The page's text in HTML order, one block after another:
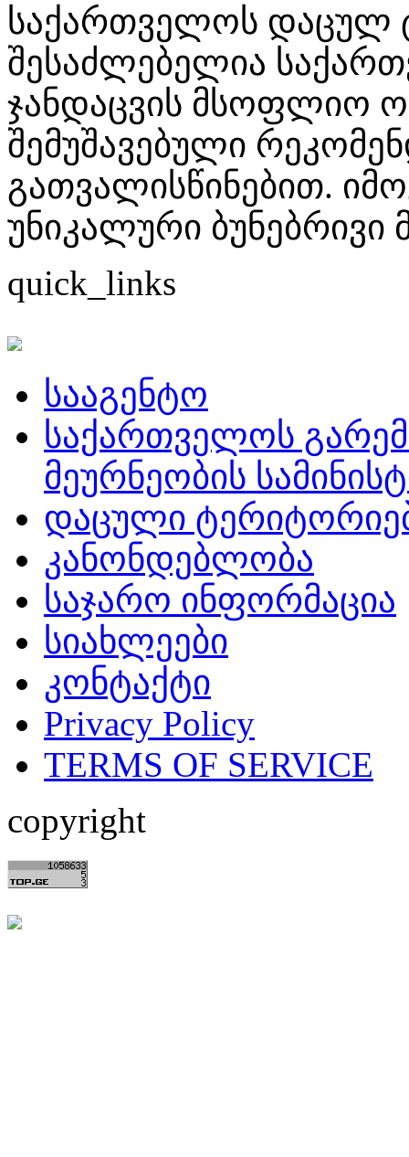
საქართველოს დაცულ
შესაძლებელია
ჯანდაცვის მსოფლიო
შემუშავებული
გათვალისწინებით.
უნიკალური ბუნებრივი
quick_links
სააგენტო
საქართველოს
მეურნეობის
დაცული
კანონდებლობა
საჯარო ინფორმაცია
სიახლეები
კონტაქტი
Privacy Policy
TERMS OF SERVICE
copyright